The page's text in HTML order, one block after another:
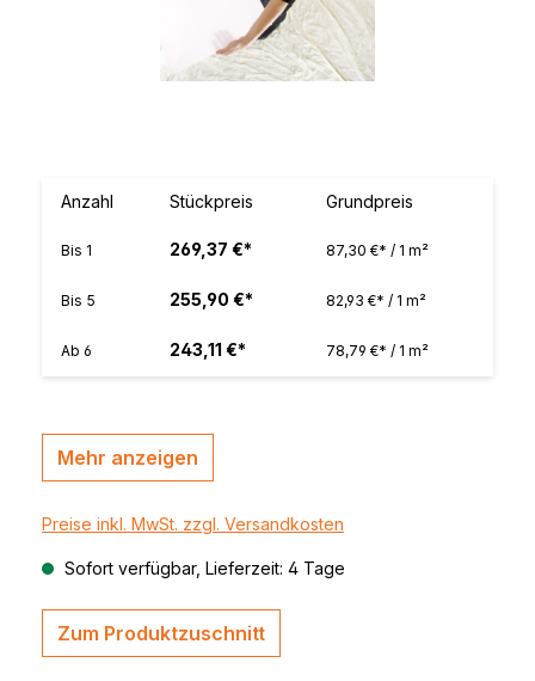
Anzahl Stückpreis Grundpreis
Bis 1 269,37 €* 87,30 €* / 1 m²
Bis 5 255,90 €* 82,93 €* / 1 m²
Ab 6 243,11 €* 78,79 €* / 1 m²
Mehr anzeigen
Preise inkl. MwSt. zzgl. Versandkosten
Sofort verfügbar, Lieferzeit: 4 Tage
Zum Produktzuschnitt